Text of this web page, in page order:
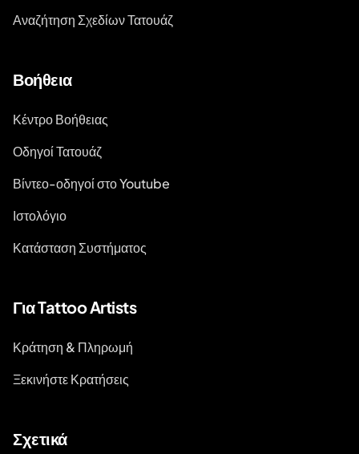
Αναζήτηση Σχεδίων Τατουάζ
Βοήθεια
Κέντρο Βοήθειας
Οδηγοί Τατουάζ
Βίντεο-οδηγοί στο Youtube
Ιστολόγιο
Κατάσταση Συστήματος
Για Tattoo Artists
Κράτηση & Πληρωμή
Ξεκινήστε Κρατήσεις
Σχετικά